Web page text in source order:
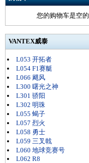
您的购物车是空的
VANTEX威泰
L053 开拓者
L054 F1赛艇
L066 飓风
L300 曙光之神
L301 骄阳
L302 明珠
L055 蝎子
L057 烈火
L058 勇士
L059 三叉戟
L060 地球竞赛号
L062 R8